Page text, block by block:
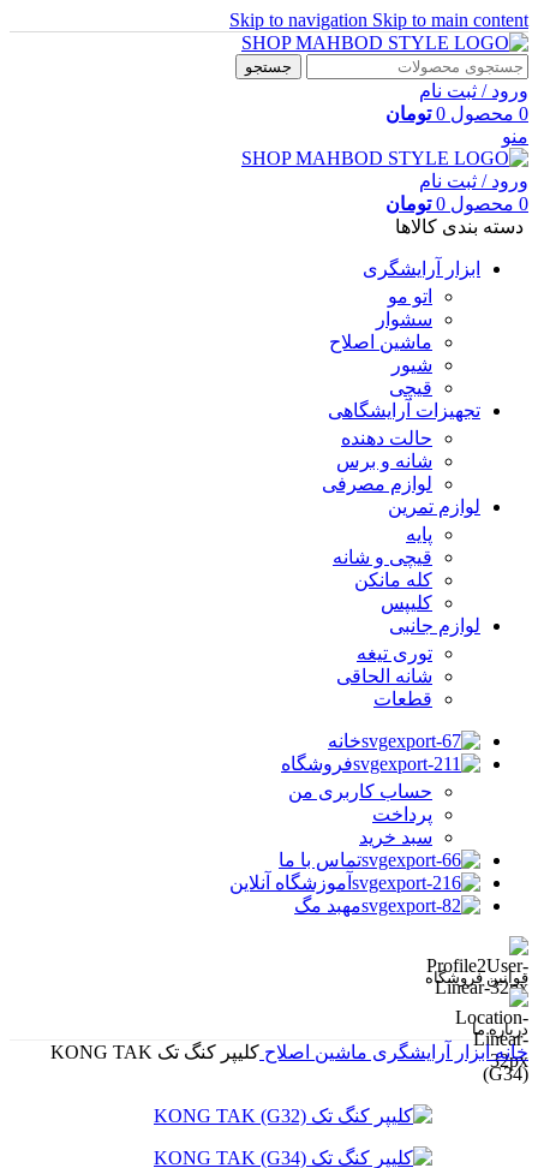
Skip to navigation Skip to main content
جستجو
ورود / ثبت نام
0 محصول 0 تومان
منو
ورود / ثبت نام
0 محصول 0 تومان
دسته بندی کالاها
ابزار آرایشگری
اتو مو
سشوار
ماشین اصلاح
شیور
قیچی
تجهیزات آرایشگاهی
حالت دهنده
شانه و برس
لوازم مصرفی
لوازم تمرین
پایه
قیچی و شانه
کله مانکن
کلیپس
لوازم جانبی
توری تیغه
شانه الحاقی
قطعات
خانه
فروشگاه
حساب کاربری من
پرداخت
سبد خرید
تماس با ما
آموزشگاه آنلاین
مهبد مگ
قوانین فروشگاه
درباره ما
خانهابزار آرایشگری ماشین اصلاح
کلیپر کنگ تک KONG TAK
(G34)